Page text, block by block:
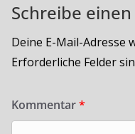
Schreibe
Deine E-Mail-Adresse
Erforderliche Felder
Kommentar*